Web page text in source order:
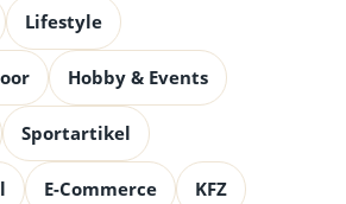
Lifestyle
Hobby & Events
Sportartikel
E-Commerce KFZ